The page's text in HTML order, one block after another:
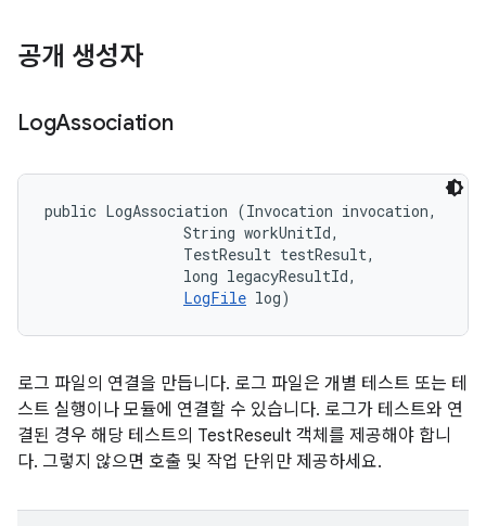
공개 생성자
LogAssociation
public LogAssociation (Invocation invocation,
                String workUnitId,
                TestResult testResult,
                long legacyResultId,
LogFile log)
로그 파일의 연결을 만듭니다. 로그 파일은 개별 테스트 또는 테
스트 실행이나 모듈에 연결할 수 있습니다. 로그가 테스트와 연
결된 경우 해당 테스트의 TestReseult 객체를 제공해야 합니
다. 그렇지 않으면 호출 및 작업 단위만 제공하세요.